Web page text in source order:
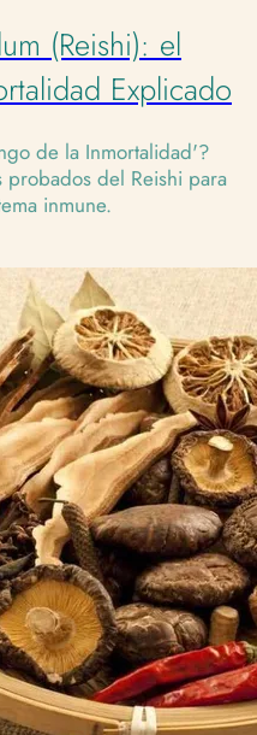
(Reishi): el
Explicado
de la Inmortalidad'?
del Reishi para
inmune.